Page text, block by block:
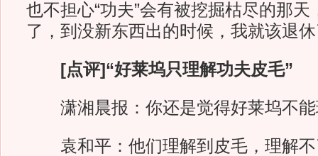
也不担心“功夫”会有被挖掘枯尽的那
了，到没新东西出的时候，我就该退
[点评]“好莱坞只理解功夫皮毛”
潇湘晨报： 你还是觉得好莱坞不
袁和平：他们理解到皮毛，理解不